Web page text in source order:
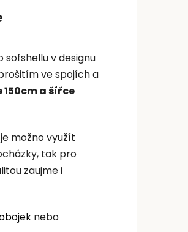
sofshellu v designu
ve spojích a
150cm a šířce
možno využít
tak pro
zaujme i
nebo